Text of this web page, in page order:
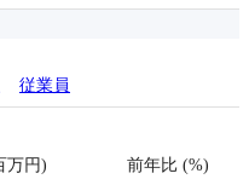
従業員
万円) 前年比 (%)